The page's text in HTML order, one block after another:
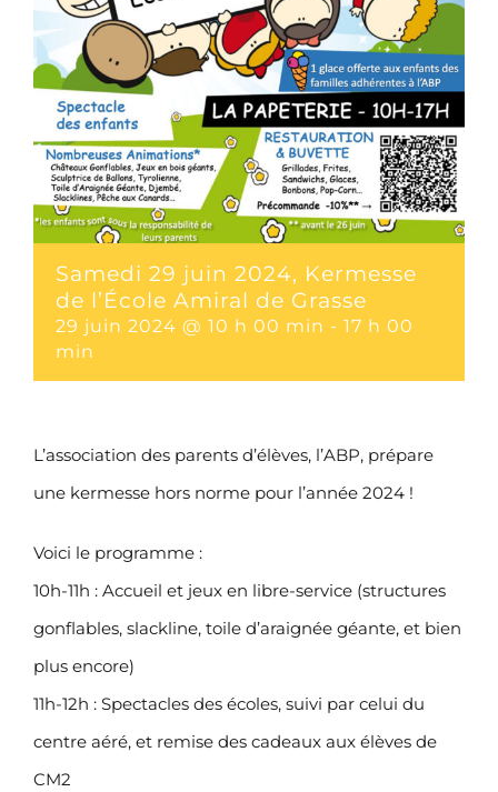
Samedi 29 juin 2024, Kermesse
de l’École Amiral de Grasse
29 juin 2024 @ 10 h 00 min - 17 h 00
min
L’association des parents d’élèves, l’ABP, prépare
une kermesse hors norme pour l’année 2024 !
Voici le programme :
10h-11h : Accueil et jeux en libre-service (structures
gonflables, slackline, toile d’araignée géante, et bien
plus encore)
11h-12h : Spectacles des écoles, suivi par celui du
centre aéré, et remise des cadeaux aux élèves de
CM2